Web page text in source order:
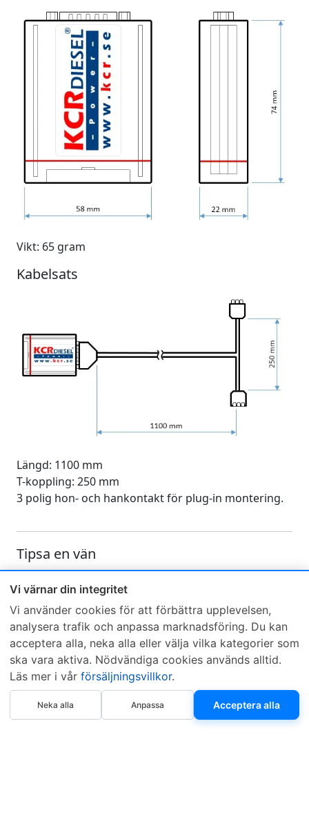
Vi värnar din integritet
Vi använder cookies för att förbättra upplevelsen,
analysera trafik och anpassa marknadsföring. Du kan
acceptera alla, neka alla eller välja vilka kategorier som
ska vara aktiva. Nödvändiga cookies används alltid.
Läs mer i vår försäljningsvillkor.
Neka alla Anpassa Acceptera alla
Köp nu
Vikt: 65 gram
Kabelsats
Längd: 1100 mm
T-koppling: 250 mm
3 polig hon- och hankontakt för plug-in montering.
Tipsa en vän
Skicka ett e-mail och tipsa en vän om denna produkt
Sveriges mest sålda dieselbox
Kontakta KCR
Om KCR/Garantier
Återförsäljare
Sök KCR-box